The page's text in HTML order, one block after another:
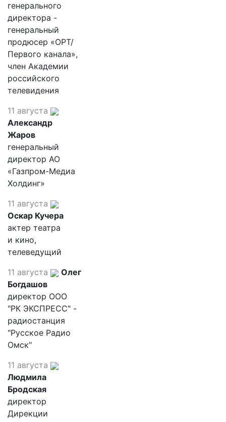
генерального
директора -
генеральный
продюсер «ОРТ/
Первого канала»,
член Академии
российского
телевидения
11 августа
Александр
Жаров
генеральный
директор АО
«Газпром-Медиа
Холдинг»
11 августа
Оскар Кучера
актер театра
и кино,
телеведущий
11 августа
Олег
Богдашов
директор ООО
"РК ЭКСПРЕСС" -
радиостанция
"Русское Радио
Омск"
11 августа
Людмила
Бродская
директор
Дирекции